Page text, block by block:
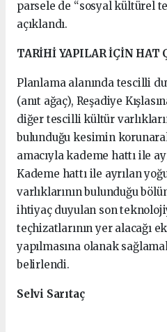
parsele de “sosyal kültürel
açıklandı.
TARİHİ YAPILAR İÇİN HAT
Planlama alanında tescilli
(anıt ağaç), Reşadiye
diğer tescilli kültür
bulunduğu kesimin
amacıyla kademe hattı ile
Kademe hattı ile ayrılan
varlıklarının bulunduğu
ihtiyaç duyulan son
teçhizatlarının yer alacağı
yapılmasına olanak
belirlendi.
Selvi Sarıtaç